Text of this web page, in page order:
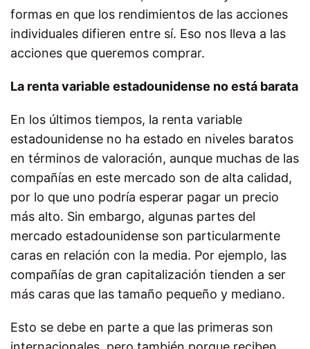
formas en que los rendimientos de las acciones
individuales difieren entre sí. Eso nos lleva a las
acciones que queremos comprar.
La renta variable estadounidense no está barata
En los últimos tiempos, la renta variable
estadounidense no ha estado en niveles baratos
en términos de valoración, aunque muchas de las
compañías en este mercado son de alta calidad,
por lo que uno podría esperar pagar un precio
más alto. Sin embargo, algunas partes del
mercado estadounidense son particularmente
caras en relación con la media. Por ejemplo, las
compañías de gran capitalización tienden a ser
más caras que las tamaño pequeño y mediano.
Esto se debe en parte a que las primeras son